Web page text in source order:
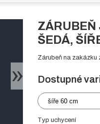
ZÁRUBEŇ
ŠEDÁ,
Zárubeň na zakázku
Dostupné
šíře 60 cm
Typ uchycení